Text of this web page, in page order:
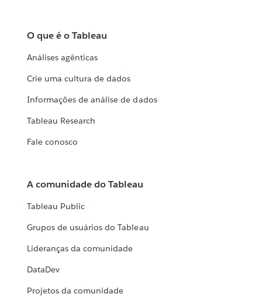
O que é o Tableau
Análises agênticas
Crie uma cultura de dados
Informações de análise de dados
Tableau Research
Fale conosco
A comunidade do Tableau
Tableau Public
Grupos de usuários do Tableau
Lideranças da comunidade
DataDev
Projetos da comunidade